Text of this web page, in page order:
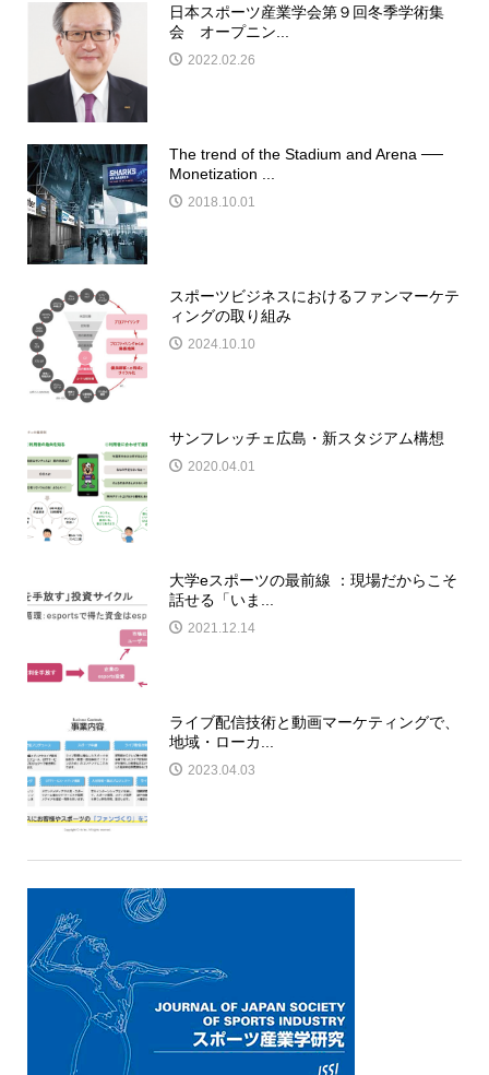
日本スポーツ産業学会第９回冬季学術集
会 オープニン...
2022.02.26
The trend of the Stadium and Arena ──
Monetization ...
2018.10.01
スポーツビジネスにおけるファンマーケテ
ィングの取り組み
2024.10.10
サンフレッチェ広島・新スタジアム構想
2020.04.01
大学eスポーツの最前線 ：現場だからこそ
話せる「いま...
2021.12.14
ライブ配信技術と動画マーケティングで、
地域・ローカ...
2023.04.03